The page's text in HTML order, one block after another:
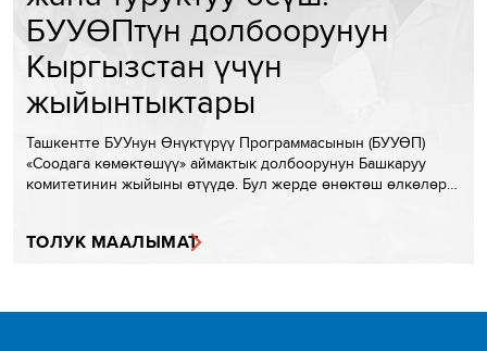
БУУӨПтүн долбоорунун
Кыргызстан үчүн
жыйынтыктары
Ташкентте БУУнун Өнүктүрүү Программасынын (БУУӨП)
«Соодага көмөктөшүү» аймактык долбоорунун Башкаруу
комитетинин жыйыны өтүүдө. Бул жерде өнөктөш өлкөлөр…
ТОЛУК МААЛЫМАТ